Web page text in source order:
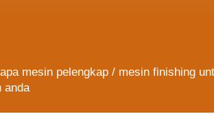
mesin pelengkap / mesin finishing
anda